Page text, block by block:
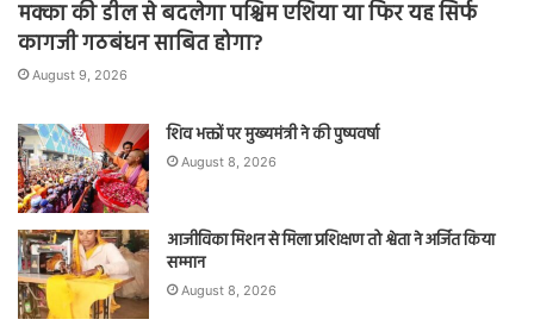
मक्का की डील से बदलेगा पश्चिम एशिया या फिर यह सिर्फ
कागजी गठबंधन साबित होगा?
August 9, 2026
शिव भक्तों पर मुख्यमंत्री ने की पुष्पवर्षा
August 8, 2026
आजीविका मिशन से मिला प्रशिक्षण तो श्वेता ने अर्जित किया
सम्मान
August 8, 2026